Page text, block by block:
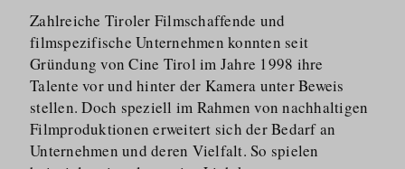
Zahlreiche Tiroler Filmschaffende und
filmspezifische Unternehmen konnten seit
Gründung von Cine Tirol im Jahre 1998 ihre
Talente vor und hinter der Kamera unter Beweis
stellen. Doch speziell im Rahmen von nachhaltigen
Filmproduktionen erweitert sich der Bedarf an
Unternehmen und deren Vielfalt. So spielen